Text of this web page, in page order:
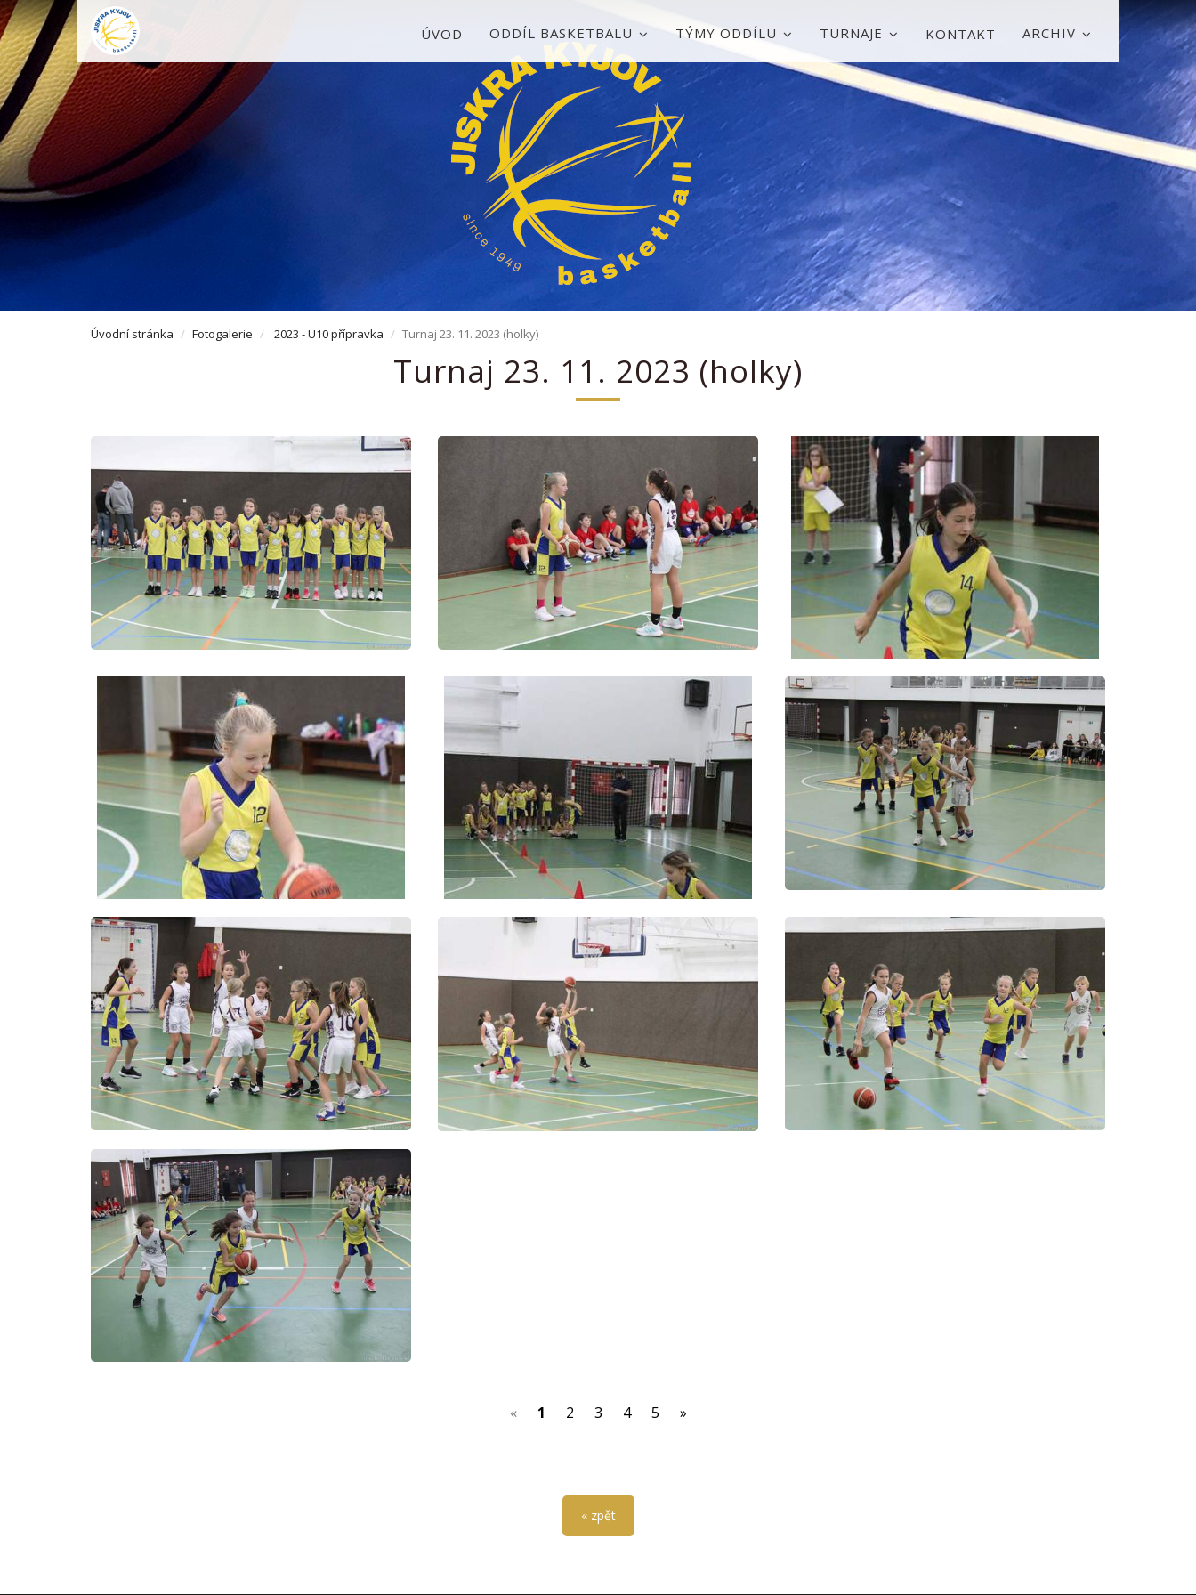
ÚVOD ODDÍL BASKETBALU TÝMY ODDÍLU TURNAJE KONTAKT ARCHIV
Úvodní stránka Fotogalerie 2023 - U10 přípravka Turnaj 23. 11. 2023 (holky)
Turnaj 23. 11. 2023 (holky)
« 1 (current)
2 3 4 5 »
« zpět